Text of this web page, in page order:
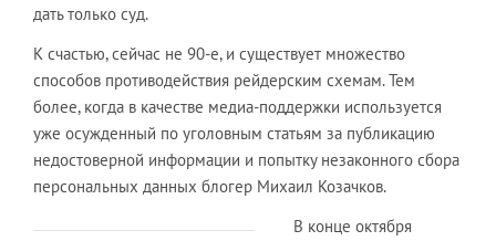
дать только суд.
К счастью, сейчас не 90-е, и существует множество
способов противодействия рейдерским схемам. Тем
более, когда в качестве медиа-поддержки используется
уже осужденный по уголовным статьям за публикацию
недостоверной информации и попытку незаконного сбора
персональных данных блогер Михаил Козачков.
В конце октября